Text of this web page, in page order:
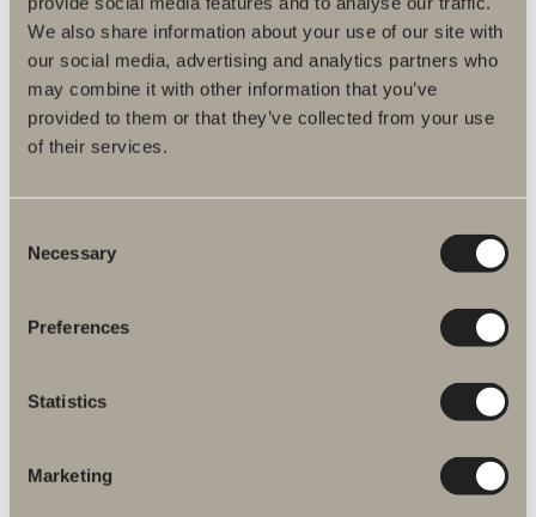
We also share information about your use of our site with
our social media, advertising and analytics partners who
may combine it with other information that you’ve
provided to them or that they’ve collected from your use
of their services.
Selection
Necessary
Preferences
Statistics
Marketing
Artikelnummer
Specifikation
Flere produkter inden for Reservedele